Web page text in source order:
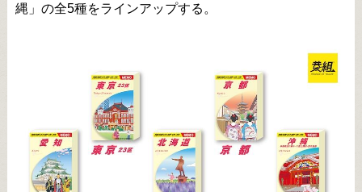
縄」の全5種をラインアップする。